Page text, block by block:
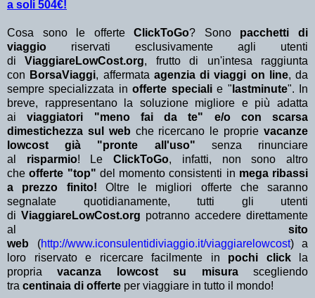
a soli 504€!
Cosa sono le offerteClickToGo? Sono pacchetti di
viaggio riservati esclusivamente agli utenti
diViaggiareLowCost.org, frutto di un'intesa raggiunta
con BorsaViaggi, affermata agenzia di viaggi on line, da
sempre specializzata in offerte specialie " lastminute". In
breve, rappresentano la soluzione migliore e più adatta
aiviaggiatori "meno fai da te" e/o con scarsa
dimestichezza sul web che ricercano le proprievacanze
lowcost già "pronte all'uso" senza rinunciare
al risparmio! LeClickToGo, infatti, non sono altro
cheofferte "top" del momento consistenti in mega ribassi
a prezzo finito! Oltre le migliori offerte che saranno
segnalate quotidianamente, tutti gli utenti
di ViaggiareLowCost.org potranno accedere direttamente
al sito
web (http://www.iconsulentidiviaggio.it/viaggiarelowcost) a
loro riservato e ricercare facilmente in pochi clickla
propriavacanza lowcost su misurascegliendo
tra centinaia di offerte per viaggiare in tutto il mondo!